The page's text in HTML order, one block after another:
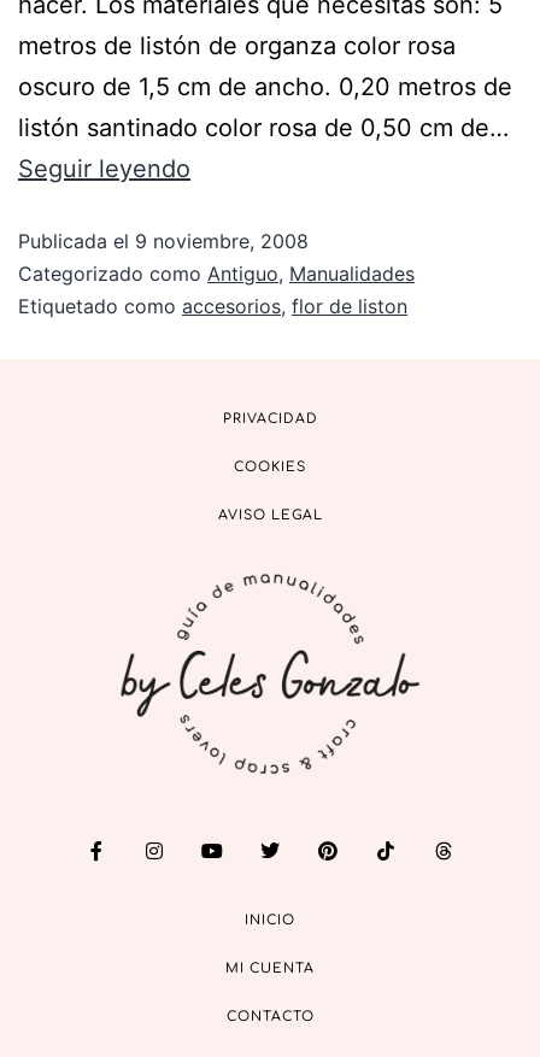
metros de listón de organza color rosa
oscuro de 1,5 cm de ancho. 0,20 metros de
listón santinado color rosa de 0,50 cm de…
Seguir leyendo
Publicada el 9 noviembre, 2008
Categorizado como Antiguo, Manualidades
Etiquetado como accesorios, flor de liston
PRIVACIDAD
COOKIES
AVISO LEGAL
INICIO
MI CUENTA
CONTACTO